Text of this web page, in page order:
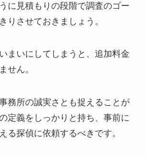
に見積もりの段階で調査のゴー
りさせておきましょう。
まいにしてしまうと、追加料金
せん。
務所の誠実さとも捉えることが
定義をしっかりと持ち、事前に
る探偵に依頼するべきです。